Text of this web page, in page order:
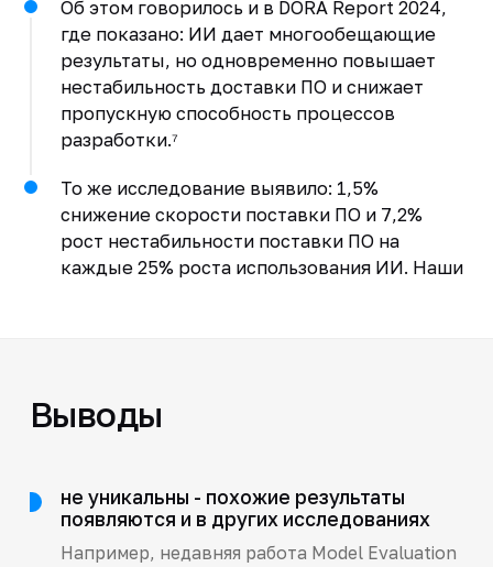
Об этом говорилось и в DORA Report 2024,
где показано: ИИ дает многообещающие
результаты, но одновременно повышает
нестабильность доставки ПО и снижает
пропускную способность процессов
разработки.⁷
То же исследование выявило: 1,5%
снижение скорости поставки ПО и 7,2%
рост нестабильности поставки ПО на
каждые 25% роста использования ИИ. Наши
Выводы
не уникальны - похожие результаты
появляются и в других исследованиях
Например, недавняя работа Model Evaluation